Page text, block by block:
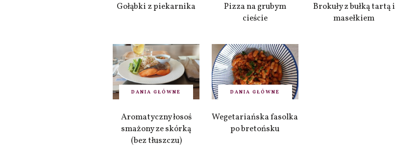
Gołąbki z piekarnika
Pizza na grubym
cieście
Brokuły z bułką tartą i
masełkiem
DANIA GŁÓWNE
Aromatyczny łosoś
smażony ze skórką
(bez tłuszczu)
DANIA GŁÓWNE
Wegetariańska fasolka
po bretońsku